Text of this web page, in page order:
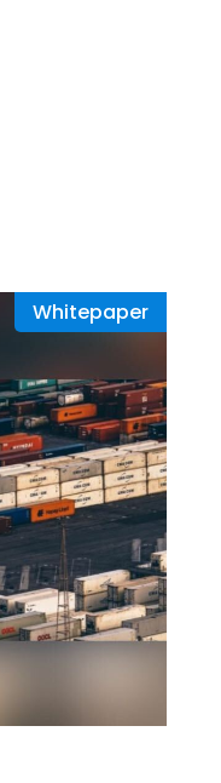
Whitepaper